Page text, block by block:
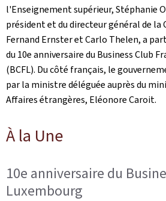
l'Enseignement supérieur, Stéphanie
président et du directeur général de la
Fernand Ernster et Carlo Thelen, a
du 10e anniversaire du Business Club
(BCFL). Du côté français, le
par la ministre déléguée auprès du
Affaires étrangères, Eléonore Caroit.
À la Une
10e anniversaire du
Luxembourg